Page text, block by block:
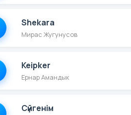
Shekara
Мирас Жугунусов
Keipker
Ернар Амандык
Сүйгенім